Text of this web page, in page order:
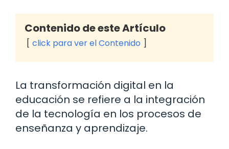
Contenido de este Artículo
click para ver el Contenido
La transformación digital en la
educación se refiere a la integración
de la tecnología en los procesos de
enseñanza y aprendizaje.